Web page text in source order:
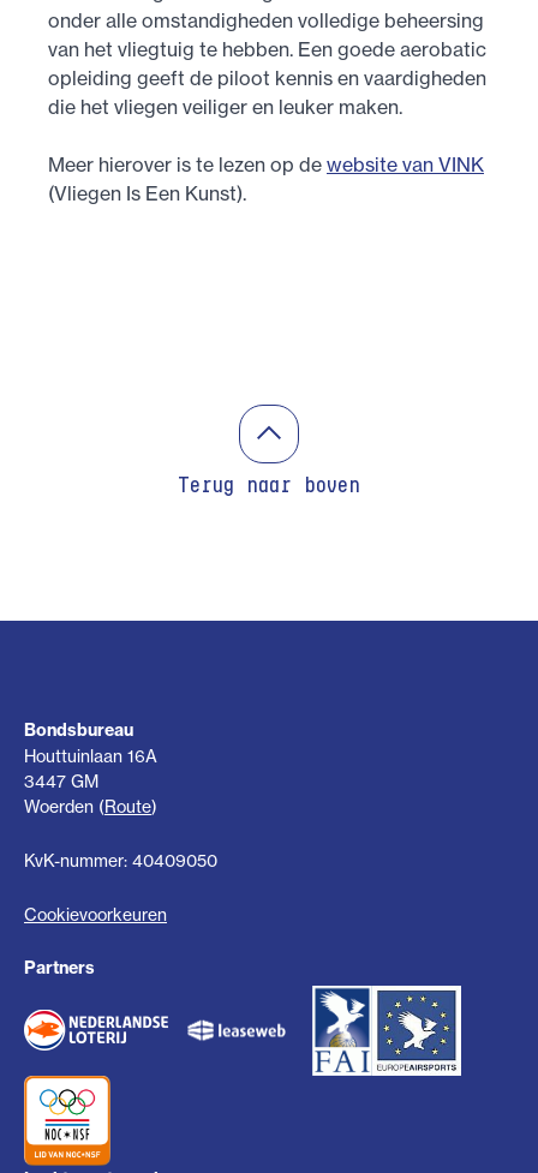
onder alle omstandigheden volledige beheersing
van het vliegtuig te hebben. Een goede aerobatic
opleiding geeft de piloot kennis en vaardigheden
die het vliegen veiliger en leuker maken.
Meer hierover is te lezen op de website van VINK
(Vliegen Is Een Kunst).
Terug naar boven
Bondsbureau
Houttuinlaan 16A
3447 GM
Woerden (Route)
KvK-nummer: 40409050
Cookievoorkeuren
Partners